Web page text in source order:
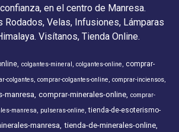
en el centro de Manresa.
Rodados, Velas, Infusiones, Lámparas
Visítanos, Tienda Online.
colgantes-mineral colgantes-online
comprar-
colgantes comprar-colgantes-online comprar-inciensos
manresa comprar-minerales-online comprar-
manresa pulseras-online tienda-de-esoterismo-
manresa tienda-de-minerales-online